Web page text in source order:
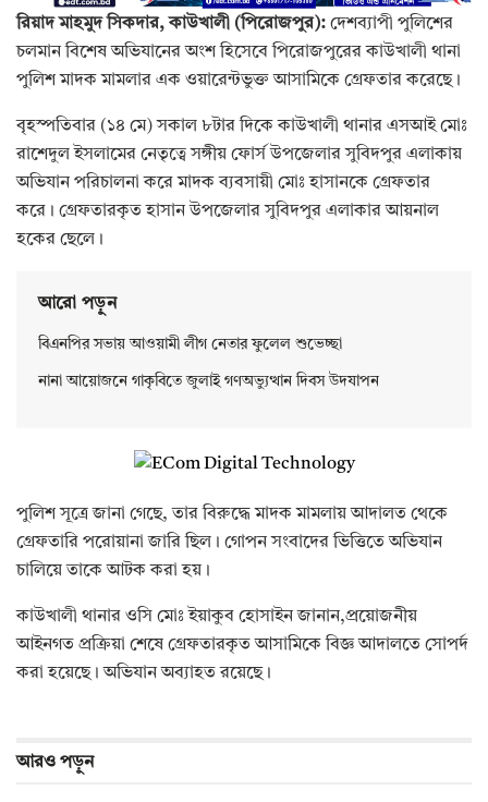
রিয়াদ মাহমুদ সিকদার, কাউখালী (পিরোজপুর): দেশব্যাপী পুলিশের
চলমান বিশেষ অভিযানের অংশ হিসেবে পিরোজপুরের কাউখালী থানা
পুলিশ মাদক মামলার এক ওয়ারেন্টভুক্ত আসামিকে গ্রেফতার করেছে।
বৃহস্পতিবার (১৪ মে) সকাল ৮টার দিকে কাউখালী থানার এসআই মোঃ
রাশেদুল ইসলামের নেতৃত্বে সঙ্গীয় ফোর্স উপজেলার সুবিদপুর এলাকায়
অভিযান পরিচালনা করে মাদক ব্যবসায়ী মোঃ হাসানকে গ্রেফতার
করে। গ্রেফতারকৃত হাসান উপজেলার সুবিদপুর এলাকার আয়নাল
হকের ছেলে।
আরো পড়ুন
বিএনপির সভায় আওয়ামী লীগ নেতার ফুলেল শুভেচ্ছা
নানা আয়োজনে গাকৃবিতে জুলাই গণঅভ্যুত্থান দিবস উদযাপন
পুলিশ সূত্রে জানা গেছে, তার বিরুদ্ধে মাদক মামলায় আদালত থেকে
গ্রেফতারি পরোয়ানা জারি ছিল। গোপন সংবাদের ভিত্তিতে অভিযান
চালিয়ে তাকে আটক করা হয়।
কাউখালী থানার ওসি মোঃ ইয়াকুব হোসাইন জানান,প্রয়োজনীয়
আইনগত প্রক্রিয়া শেষে গ্রেফতারকৃত আসামিকে বিজ্ঞ আদালতে সোপর্দ
করা হয়েছে। অভিযান অব্যাহত রয়েছে।
আরও পড়ুন